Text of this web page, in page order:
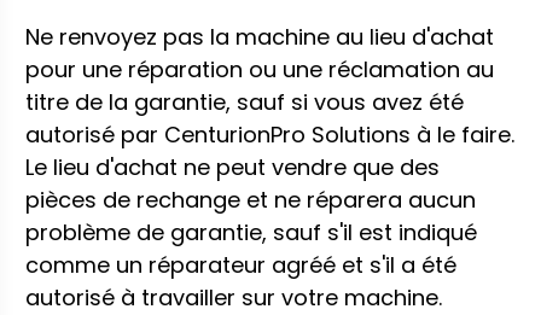
Ne renvoyez pas la machine au lieu d'achat
pour une réparation ou une réclamation au
titre de la garantie, sauf si vous avez été
autorisé par CenturionPro Solutions à le faire.
Le lieu d'achat ne peut vendre que des
pièces de rechange et ne réparera aucun
problème de garantie, sauf s'il est indiqué
comme un réparateur agréé et s'il a été
autorisé à travailler sur votre machine.